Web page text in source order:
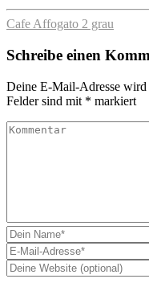
Cafe Affogato 2 grau
Schreibe einen
Deine E-Mail-Adresse
Felder sind mit * markiert